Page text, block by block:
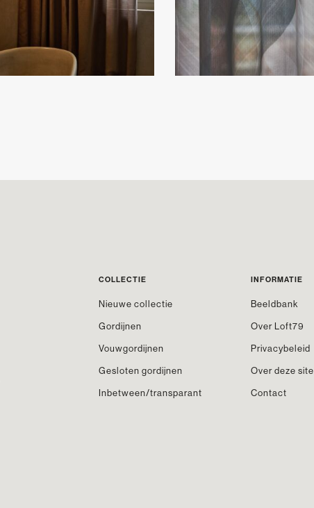
COLLECTIE
Nieuwe collectie
Gordijnen
Vouwgordijnen
Gesloten gordijnen
Inbetween/transparant
INFORMATIE
Beeldbank
Over Loft79
Privacybeleid
Over deze site
Contact